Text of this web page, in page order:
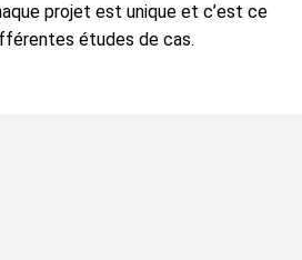
projet est unique et c’est ce
études de cas.